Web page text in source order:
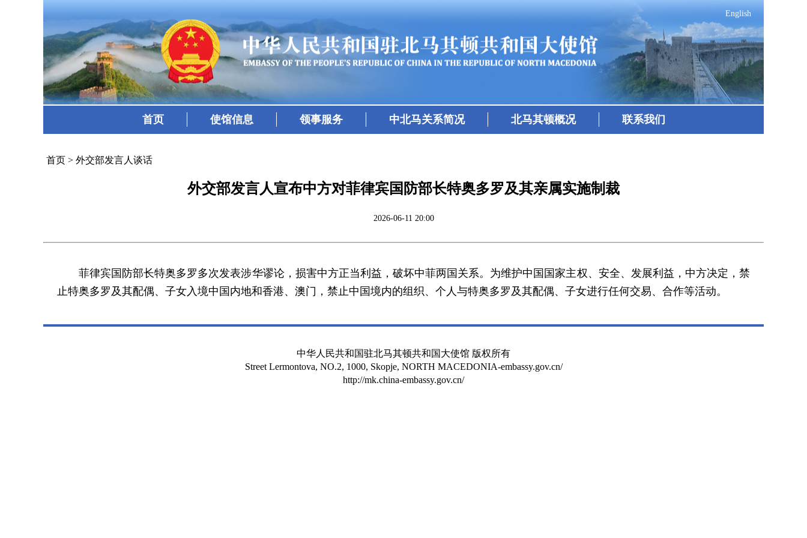
English
首页 使馆信息 领事服务 中北马关系简况 北马其顿概况 联系我们
首页 > 外交部发言人谈话
外交部发言人宣布中方对菲律宾国防部长特奥多罗及其亲属实施制裁
2026-06-11 20:00
菲律宾国防部长特奥多罗多次发表涉华谬论，损害中方正当利益，破坏中菲两国关系。为维护中国国家主权、安全、发展利益，中方决定，禁
止特奥多罗及其配偶、子女入境中国内地和香港、澳门，禁止中国境内的组织、个人与特奥多罗及其配偶、子女进行任何交易、合作等活动。
中华人民共和国驻北马其顿共和国大使馆 版权所有
Street Lermontova, NO.2, 1000, Skopje, NORTH MACEDONIA-embassy.gov.cn/
http://mk.china-embassy.gov.cn/